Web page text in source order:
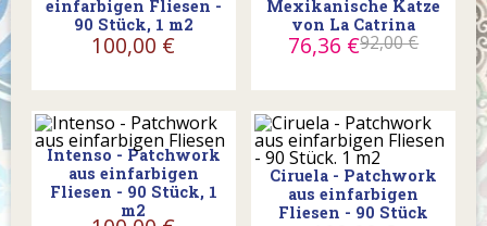
einfarbigen Fliesen -
90 Stück, 1 m2
100,00 €
Mexikanische Katze
von La Catrina
76,36 €92,00 €
Intenso - Patchwork
aus einfarbigen
Fliesen - 90 Stück, 1
m2
Ciruela - Patchwork
aus einfarbigen
Fliesen - 90 Stück